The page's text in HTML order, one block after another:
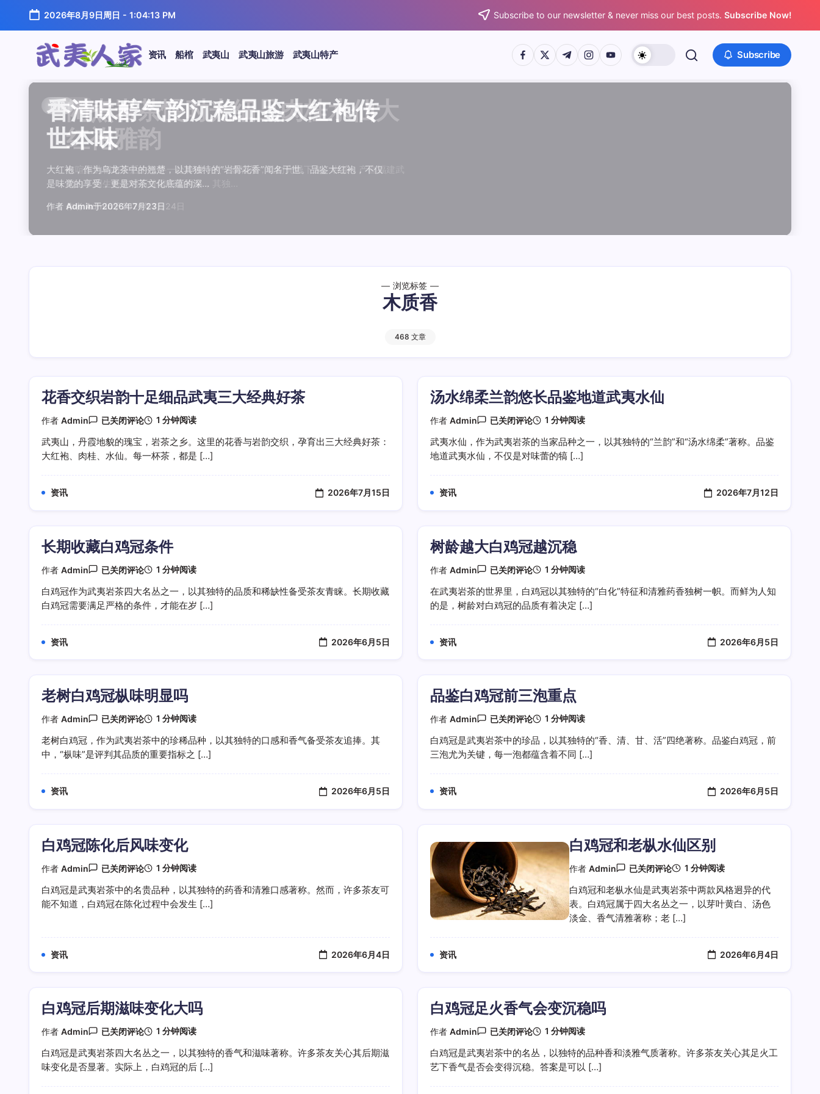
正
2026年8月9日周日 - 1:04:13 PM Subscribe to our newsletter & never miss our best posts. Subscribe Now!
武
夷
人
家
资讯 船棺 武夷山 武夷山旅游 武夷山特产 https://www.facebook.com/
https://twitter.com/
https://t.me/
https://www.instagram.com/
https://youtube.com/ Subscribe
资讯
闲煮岩茶慢时光细品肉桂水仙大
红袍雅韵
在喧嚣的都市生活中，寻一处静谧，煮一壶岩茶，让时光慢下来。岩茶，产自福建武
夷山，因生长在岩石缝隙中而得名，其独…
作者 Admin于2026年7月24日
资讯
香清味醇气韵沉稳品鉴大红袍传
世本味
大红袍，作为乌龙茶中的翘楚，以其独特的“岩骨花香”闻名于世。品鉴大红袍，不仅
是味觉的享受，更是对茶文化底蕴的深…
作者 Admin于2026年7月23日
资讯
汤水顺滑底蕴绵长品鉴武夷水仙
温润质感
武夷水仙，作为乌龙茶中的经典品种，以其汤水顺滑、底蕴绵长而备受茶客青睐。品
鉴这款茶，仿佛在品味一段悠长的岁月，…
作者 Admin于2026年7月22日
资讯
唇齿留香久久不散品鉴武夷肉桂
独特魅力
武夷岩茶，素有“岩骨花香”之誉，而肉桂更是其中翘楚。其名源于香叶似肉桂，更因
其茶汤入口后，唇齿留香久久不散，令…
作者 Admin于2026年7月21日
资讯
岩韵浓淡各不同三款经典岩茶对
比品鉴
岩茶，作为乌龙茶中的瑰宝，以其独特的“岩韵”闻名于世。所谓岩韵，是茶叶在武夷
山丹霞地貌中吸收岩石矿物精华后形成…
作者 Admin于2026年7月20日
资讯
观汤色赏叶底全面品鉴肉桂水仙
大红袍
品鉴武夷岩茶，观汤色与赏叶底是关键环节。肉桂、水仙、大红袍作为岩茶代表，其
汤色与叶底各具特色，折射出工艺与山场…
作者 Admin于2026年7月19日
资讯
闲煮岩茶慢时光细品肉桂水仙大
红袍雅韵
在喧嚣的都市生活中，寻一处静谧，煮一壶岩茶，让时光慢下来。岩茶，产自福建武
夷山，因生长在岩石缝隙中而得名，其独…
作者 Admin于2026年7月24日
资讯
香清味醇气韵沉稳品鉴大红袍传
世本味
大红袍，作为乌龙茶中的翘楚，以其独特的“岩骨花香”闻名于世。品鉴大红袍，不仅
是味觉的享受，更是对茶文化底蕴的深…
作者 Admin于2026年7月23日
资讯
汤水顺滑底蕴绵长品鉴武夷水仙
温润质感
武夷水仙，作为乌龙茶中的经典品种，以其汤水顺滑、底蕴绵长而备受茶客青睐。品
鉴这款茶，仿佛在品味一段悠长的岁月，…
作者 Admin于2026年7月22日
资讯
唇齿留香久久不散品鉴武夷肉桂
独特魅力
武夷岩茶，素有“岩骨花香”之誉，而肉桂更是其中翘楚。其名源于香叶似肉桂，更因
其茶汤入口后，唇齿留香久久不散，令…
作者 Admin于2026年7月21日
资讯
岩韵浓淡各不同三款经典岩茶对
比品鉴
岩茶，作为乌龙茶中的瑰宝，以其独特的“岩韵”闻名于世。所谓岩韵，是茶叶在武夷
山丹霞地貌中吸收岩石矿物精华后形成…
作者 Admin于2026年7月20日
资讯
观汤色赏叶底全面品鉴肉桂水仙
大红袍
品鉴武夷岩茶，观汤色与赏叶底是关键环节。肉桂、水仙、大红袍作为岩茶代表，其
汤色与叶底各具特色，折射出工艺与山场…
作者 Admin于2026年7月19日
资讯
闲煮岩茶慢时光细品肉桂水仙大
红袍雅韵
在喧嚣的都市生活中，寻一处静谧，煮一壶岩茶，让时光慢下来。岩茶，产自福建武
夷山，因生长在岩石缝隙中而得名，其独…
作者 Admin于2026年7月24日
资讯
香清味醇气韵沉稳品鉴大红袍传
世本味
大红袍，作为乌龙茶中的翘楚，以其独特的“岩骨花香”闻名于世。品鉴大红袍，不仅
是味觉的享受，更是对茶文化底蕴的深…
作者 Admin于2026年7月23日
资讯
汤水顺滑底蕴绵长品鉴武夷水仙
温润质感
武夷水仙，作为乌龙茶中的经典品种，以其汤水顺滑、底蕴绵长而备受茶客青睐。品
鉴这款茶，仿佛在品味一段悠长的岁月，…
作者 Admin于2026年7月22日
资讯
唇齿留香久久不散品鉴武夷肉桂
独特魅力
武夷岩茶，素有“岩骨花香”之誉，而肉桂更是其中翘楚。其名源于香叶似肉桂，更因
其茶汤入口后，唇齿留香久久不散，令…
作者 Admin于2026年7月21日
资讯
岩韵浓淡各不同三款经典岩茶对
比品鉴
岩茶，作为乌龙茶中的瑰宝，以其独特的“岩韵”闻名于世。所谓岩韵，是茶叶在武夷
山丹霞地貌中吸收岩石矿物精华后形成…
作者 Admin于2026年7月20日
资讯
观汤色赏叶底全面品鉴肉桂水仙
大红袍
品鉴武夷岩茶，观汤色与赏叶底是关键环节。肉桂、水仙、大红袍作为岩茶代表，其
汤色与叶底各具特色，折射出工艺与山场…
作者 Admin于2026年7月19日
浏览标签
木质香
468 文章
花香交织岩韵十足细品武夷三大经典好茶
作者 Admin
花
交
织
岩
大
经
典
好
茶
已关闭评论 1 分钟阅读
武夷山，丹霞地貌的瑰宝，岩茶之乡。这里的花香与岩韵交织，孕育出三大经典好茶：
大红袍、肉桂、水仙。每一杯茶，都是 […]
资讯 2026年7月15日
汤水绵柔兰韵悠长品鉴地道武夷水仙
作者 Admin
汤
绵
柔
兰
夷
水
仙
已关闭评论 1 分钟阅读
武夷水仙，作为武夷岩茶的当家品种之一，以其独特的“兰韵”和“汤水绵柔”著称。品鉴
地道武夷水仙，不仅是对味蕾的犒 […]
资讯 2026年7月12日
长期收藏白鸡冠条件
作者 Admin
长
收
藏
白
已关闭评论 1 分钟阅读
白鸡冠作为武夷岩茶四大名丛之一，以其独特的品质和稀缺性备受茶友青睐。长期收藏
白鸡冠需要满足严格的条件，才能在岁 […]
资讯 2026年6月5日
树龄越大白鸡冠越沉稳
作者 Admin
树
越
大
白
已关闭评论 1 分钟阅读
在武夷岩茶的世界里，白鸡冠以其独特的“白化”特征和清雅药香独树一帜。而鲜为人知
的是，树龄对白鸡冠的品质有着决定 […]
资讯 2026年6月5日
老树白鸡冠枞味明显吗
作者 Admin
老
白
鸡
冠
已关闭评论 1 分钟阅读
老树白鸡冠，作为武夷岩茶中的珍稀品种，以其独特的口感和香气备受茶友追捧。其
中，“枞味”是评判其品质的重要指标之 […]
资讯 2026年6月5日
品鉴白鸡冠前三泡重点
作者 Admin
品
白
鸡
冠
已关闭评论 1 分钟阅读
白鸡冠是武夷岩茶中的珍品，以其独特的“香、清、甘、活”四绝著称。品鉴白鸡冠，前
三泡尤为关键，每一泡都蕴含着不同 […]
资讯 2026年6月5日
白鸡冠陈化后风味变化
作者 Admin
白
冠
陈
化
已关闭评论 1 分钟阅读
白鸡冠是武夷岩茶中的名贵品种，以其独特的药香和清雅口感著称。然而，许多茶友可
能不知道，白鸡冠在陈化过程中会发生 […]
资讯 2026年6月4日
白鸡冠和老枞水仙区别
作者Admin
白
冠
和
老
枞
水
已关闭评论 1 分钟阅读
白鸡冠和老枞水仙是武夷岩茶中两款风格迥异的代
表。白鸡冠属于四大名丛之一，以芽叶黄白、汤色
淡金、香气清雅著称；老 […]
资讯 2026年6月4日
白鸡冠后期滋味变化大吗
作者 Admin
白
冠
后
期
已关闭评论 1 分钟阅读
白鸡冠是武夷岩茶四大名丛之一，以其独特的香气和滋味著称。许多茶友关心其后期滋
味变化是否显著。实际上，白鸡冠的后 […]
白鸡冠足火香气会变沉稳吗
作者 Admin
白
冠
足
火
已关闭评论 1 分钟阅读
白鸡冠是武夷岩茶中的名丛，以独特的品种香和淡雅气质著称。许多茶友关心其足火工
艺下香气是否会变得沉稳。答案是可以 […]